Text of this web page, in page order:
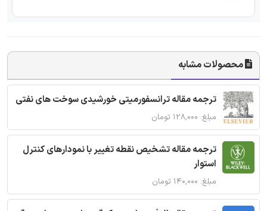
محصولات مشابه
ترجمه مقاله ترانسفورمیتی خورشیدی سوخت های نفتی
مبلغ: ۱۲۸,۰۰۰ تومان
ترجمه مقاله تشخیص نقطه تغییر با نمودارهای کنترل
استوار
مبلغ: ۱۴۰,۰۰۰ تومان